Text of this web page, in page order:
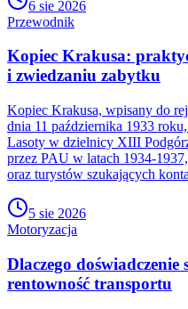
6 sie 2026
Przewodnik
Kopiec Krakusa:
i zwiedzaniu zabytku
Kopiec Krakusa, wpisany do
dnia 11 października 1933
Lasoty w dzielnicy XIII
przez PAU w latach 1934-
oraz turystów szukających
5 sie 2026
Motoryzacja
Dlaczego
rentowność transportu